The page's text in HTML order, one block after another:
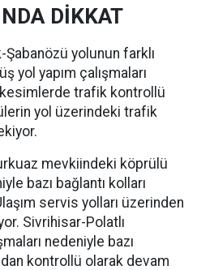
DİKKAT
Şabanözü yolunun farklı
yol yapım çalışmaları
kesimlerde trafik kontrollü
yol üzerindeki trafik
mevkiindeki köprülü
bazı bağlantı kolları
servis yolları üzerinden
Sivrihisar-Polatlı
nedeniyle bazı
kontrollü olarak devam